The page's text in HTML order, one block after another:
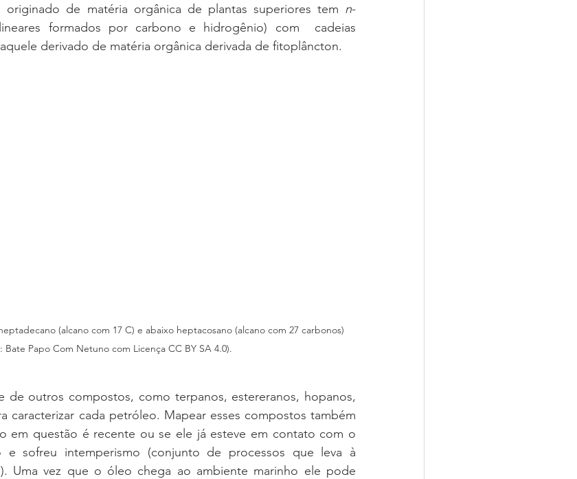
de matéria orgânica de plantas superiores tem n-
formados por carbono e hidrogênio) com  cadeias
derivado de matéria orgânica derivada de fitoplâncton.
(alcano com 17 C) e abaixo heptacosano (alcano com 27 carbonos)
Bate Papo Com Netuno com Licença CC BY SA 4.0).
de outros compostos, como terpanos, estereranos, hopanos,
caracterizar cada petróleo. Mapear esses compostos também
em questão é recente ou se ele já esteve em contato com o
e sofreu intemperismo (conjunto de processos que leva à
Uma vez que o óleo chega ao ambiente marinho ele pode